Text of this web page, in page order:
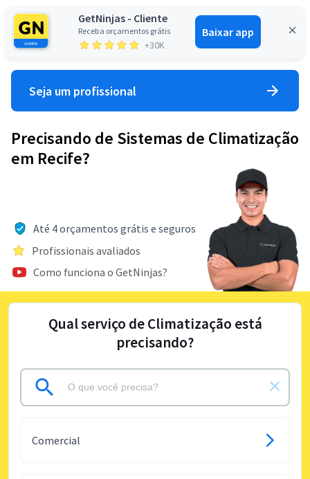
GetNinjas - Cliente
Receba orçamentos grátis
+30K
Baixar app
Entrar
Seja um profissional
Precisando de Sistemas de Climatização
em Recife?
Até 4 orçamentos grátis e seguros
Profissionais avaliados
Como funciona o GetNinjas?
Qual serviço de Climatização está
precisando?
Comercial